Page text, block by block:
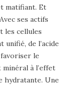
matifiant. Et
ses actifs
les cellules
de l’acide
le
à l’effet
hydratante. Une